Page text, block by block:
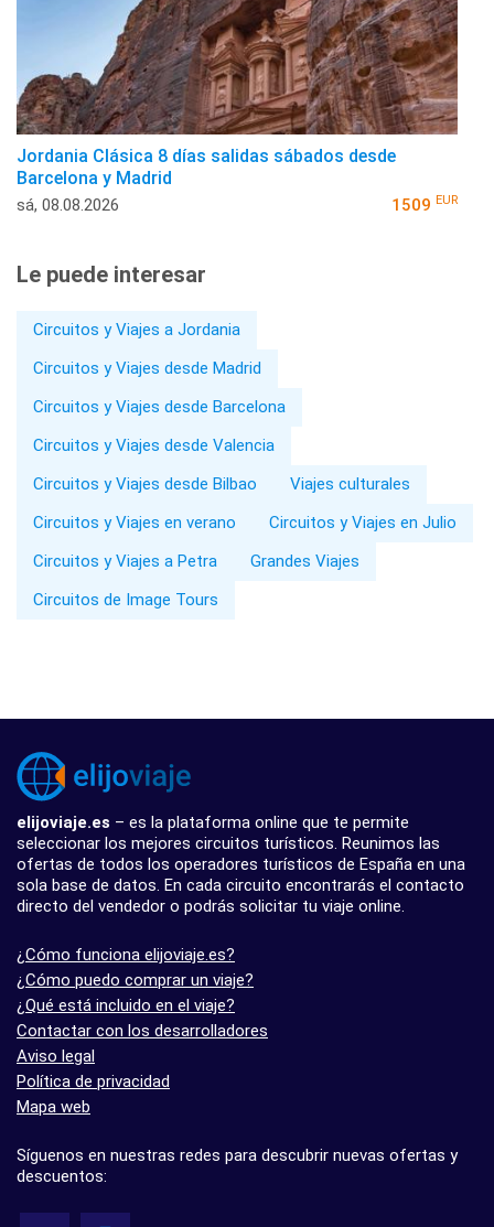
Jordania Clásica 8 días salidas sábados desde
Barcelona y Madrid
sá, 08.08.2026 1509 EUR
Le puede interesar
Circuitos y Viajes a Jordania
Circuitos y Viajes desde Madrid
Circuitos y Viajes desde Barcelona
Circuitos y Viajes desde Valencia
Circuitos y Viajes desde Bilbao
Viajes culturales
Circuitos y Viajes en verano
Circuitos y Viajes en Julio
Circuitos y Viajes a Petra
Grandes Viajes
Circuitos de Image Tours
elijoviaje.es – es la plataforma online que te permite
seleccionar los mejores circuitos turísticos. Reunimos las
ofertas de todos los operadores turísticos de España en una
sola base de datos. En cada circuito encontrarás el contacto
directo del vendedor o podrás solicitar tu viaje online.
¿Cómo funciona elijoviaje.es?
¿Cómo puedo comprar un viaje?
¿Qué está incluido en el viaje?
Contactar con los desarrolladores
Aviso legal
Política de privacidad
Mapa web
Síguenos en nuestras redes para descubrir nuevas ofertas y
descuentos: